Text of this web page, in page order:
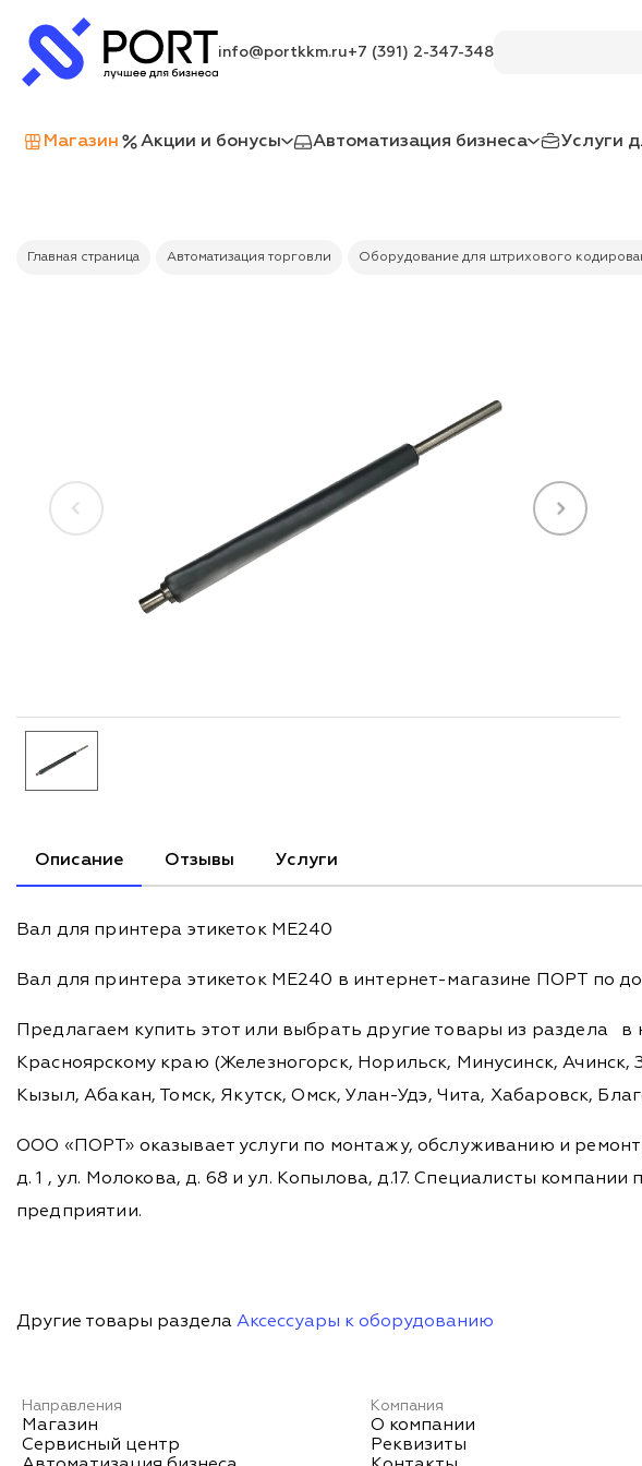
info@portkkm.ru+7 (391) 2-347-348
Магазин Акции и бонусы Автоматизация бизнеса Услуги
Главная страница Автоматизация торговли Оборудование для штрихового
Описание Отзывы Услуги
Вал для принтера этикеток ME240
Вал для принтера этикеток ME240 в интернет-магазине ПОРТ по
Предлагаем купить этот или выбрать другие товары из раздела
в
Красноярскому краю (Железногорск, Норильск, Минусинск,
Кызыл, Абакан, Томск, Якутск, Омск, Улан-Удэ, Чита, Хабаровск,
ООО «ПОРТ» оказывает услуги по монтажу, обслуживанию и
д. 1 , ул. Молокова, д. 68 и ул. Копылова, д.17. Специалисты
предприятии.
Другие товары раздела Аксессуары к оборудованию
Направления
Магазин
Сервисный центр
Компания
О компании
Реквизиты